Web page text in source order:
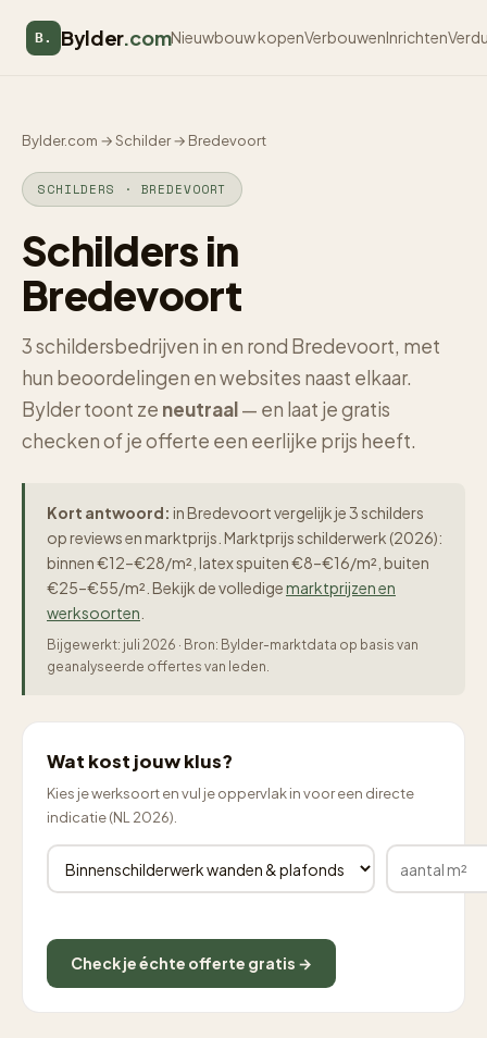
B. Bylder.comNieuwbouw kopenVerbouwenInrichten
Bylder.com →Schilder→ Bredevoort
SCHILDERS · BREDEVOORT
Schilders in
Bredevoort
3 schildersbedrijven in en rond Bredevoort, met
hun beoordelingen en websites naast elkaar.
Bylder toont ze neutraal— en laat je gratis
checken of je offerte een eerlijke prijs heeft.
Kort antwoord: in Bredevoort vergelijk je 3 schilders
op reviews en marktprijs. Marktprijs schilderwerk (2026):
binnen €12–€28/m², latex spuiten €8–€16/m², buiten
€25–€55/m². Bekijk de volledigemarktprijzen en
werksoorten
Bijgewerkt: juli 2026 · Bron: Bylder-marktdata op basis van
geanalyseerde offertes van leden.
Wat kost jouw klus?
Kies je werksoort en vul je oppervlak in voor een directe
indicatie (NL 2026).
Check je échte offerte gratis →